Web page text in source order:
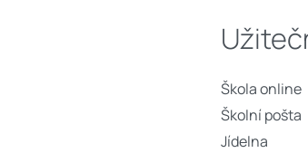
Škola online
Školní pošta
Jídelna